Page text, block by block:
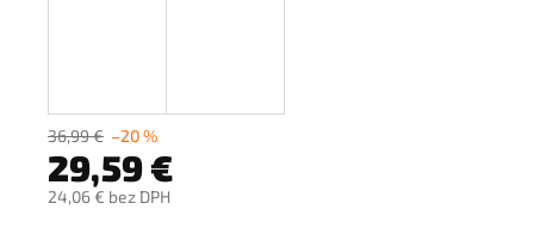
36,99 € –20 %
29,59 €
24,06 € bez DPH